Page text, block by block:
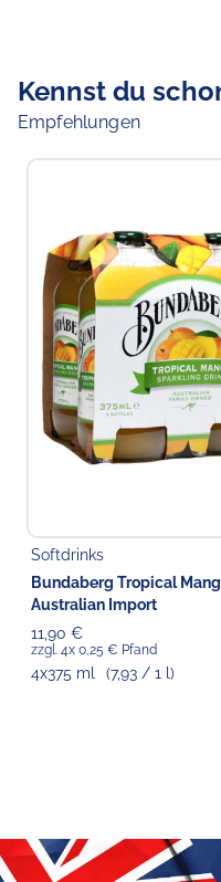
Kennst du
Empfehlungen
Softdrinks
Bundaberg Tropical
Australian Import
11,90 €
zzgl. 4x 0,25 € Pfand
4x375 ml (7,93 / 1 l)